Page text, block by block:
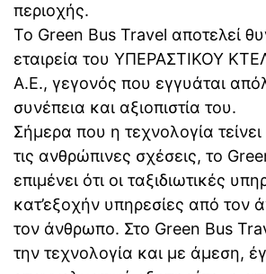
περιοχής.
Το Green Bus Travel αποτελεί
εταιρεία του ΥΠΕΡΑΣΤΙΚΟΥ
Α.Ε., γεγονός που εγγυάται
συνέπεια και αξιοπιστία του.
Σήμερα που η τεχνολογία τείνει
τις ανθρώπινες σχέσεις, το
επιμένει ότι οι ταξιδιωτικές
κατ’εξοχήν υπηρεσίες από τον
τον άνθρωπο. Στο Green Bus
την τεχνολογία και με άμεση,